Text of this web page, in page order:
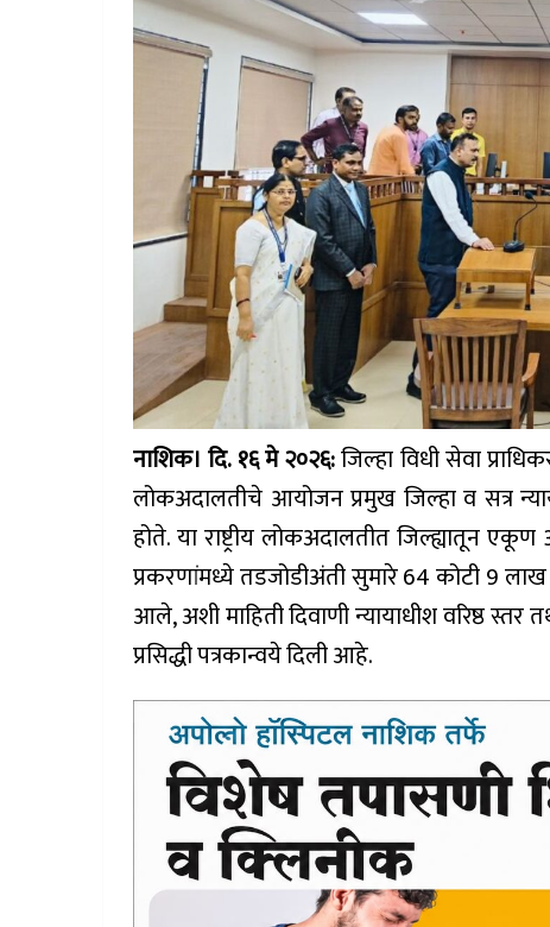
नाशिक। दि. १६ मे २०२६:जिल्हा विधी सेवा
लोकअदालतीचे आयोजन प्रमुख जिल्हा व सत्र
होते. या राष्ट्रीय लोकअदालतीत जिल्ह्यातून
प्रकरणांमध्ये तडजोडीअंती सुमारे 64 कोटी 9
आले, अशी माहिती दिवाणी न्यायाधीश वरिष्ठ स्तर
प्रसिद्धी पत्रकान्वये दिली आहे.